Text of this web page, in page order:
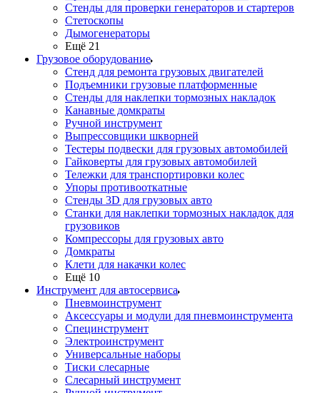
Стенды для проверки генераторов и стартеров
Стетоскопы
Дымогенераторы
Ещё 21
Грузовое оборудование
Стенд для ремонта грузовых двигателей
Подъемники грузовые платформенные
Стенды для наклепки тормозных накладок
Канавные домкраты
Ручной инструмент
Выпрессовщики шкворней
Тестеры подвески для грузовых автомобилей
Гайковерты для грузовых автомобилей
Тележки для транспортировки колес
Упоры противооткатные
Стенды 3D для грузовых авто
Станки для наклепки тормозных накладок для
грузовиков
Компрессоры для грузовых авто
Домкраты
Клети для накачки колес
Ещё 10
Инструмент для автосервиса
Пневмоинструмент
Аксессуары и модули для пневмоинструмента
Специнструмент
Электроинструмент
Универсальные наборы
Тиски слесарные
Слесарный инструмент